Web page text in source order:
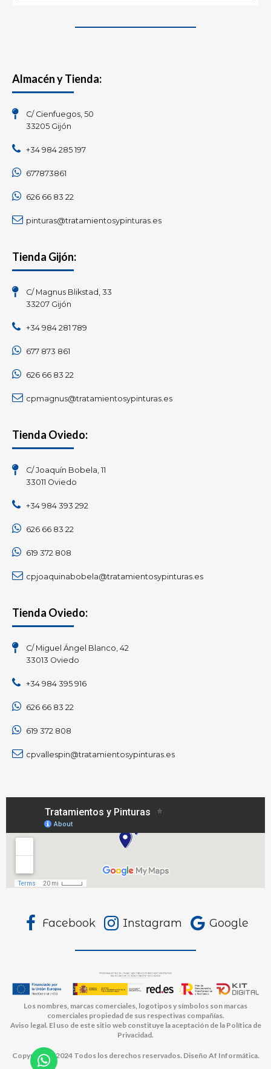
Almacén y Tienda:
C/ Cienfuegos, 50
33205 Gijón
+34 984 285 197
677873861
626 66 83 22
pinturas@tratamientosypinturas.es
Tienda Gijón:
C/ Magnus Blikstad, 33
33207 Gijón
+34 984 281 789
677 873 861
626 66 83 22
cpmagnus@tratamientosypinturas.es
Tienda Oviedo:
C/ Joaquín Bobela, 11
33011 Oviedo
+34 984 393 292
626 66 83 22
619 372 808
cpjoaquinabobela@tratamientosypinturas.es
Tienda Oviedo:
C/ Miguel Ángel Blanco, 42
33013 Oviedo
+34 984 395 916
626 66 83 22
619 372 808
cpvallespin@tratamientosypinturas.es
Facebook Instagram Google
Los nombres, marcas comerciales, logotipos y símbolos son marcas
comerciales propiedad de sus respectivas compañías.
Aviso legal. El uso de este sitio web constituye la aceptación de la Política de
Privacidad.
Copyright © 2024 Todos los derechos reservados. Diseño Af Informática.